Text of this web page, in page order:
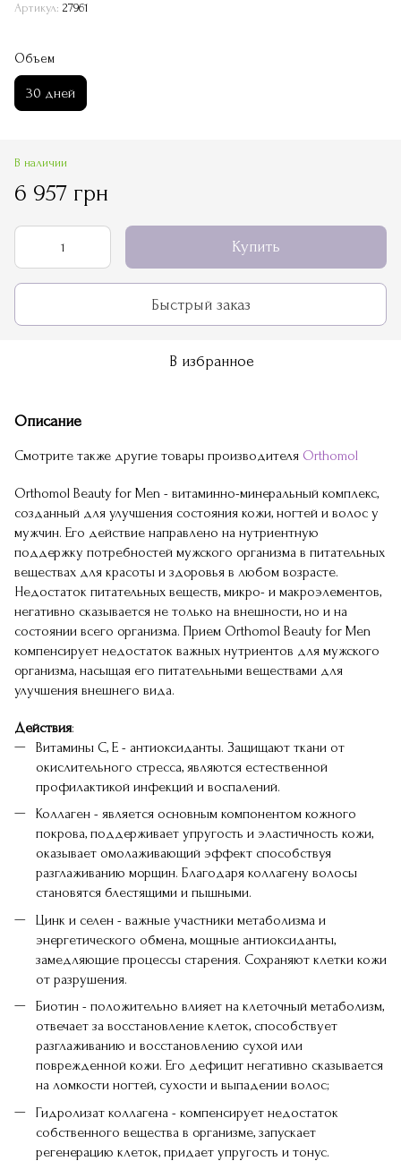
Артикул: 27961
Объем
30 дней
В наличии
6 957 грн
Купить
Быстрый заказ
В избранное
Описание
Смотрите также другие товары производителя Orthomol
Orthomol Beauty for Men - витаминно-минеральный комплекс,
созданный для улучшения состояния кожи, ногтей и волос у
мужчин. Его действие направлено на нутриентную
поддержку потребностей мужского организма в питательных
веществах для красоты и здоровья в любом возрасте.
Недостаток питательных веществ, микро- и макроэлементов,
негативно сказывается не только на внешности, но и на
состоянии всего организма. Прием Orthomol Beauty for Men
компенсирует недостаток важных нутриентов для мужского
организма, насыщая его питательными веществами для
улучшения внешнего вида.
Действия:
Витамины С, Е - антиоксиданты. Защищают ткани от
окислительного стресса, являются естественной
профилактикой инфекций и воспалений.
Коллаген - является основным компонентом кожного
покрова, поддерживает упругость и эластичность кожи,
оказывает омолаживающий эффект способствуя
разглаживанию морщин. Благодаря коллагену волосы
становятся блестящими и пышными.
Цинк и селен - важные участники метаболизма и
энергетического обмена, мощные антиоксиданты,
замедляющие процессы старения. Сохраняют клетки кожи
от разрушения.
Биотин - положительно влияет на клеточный метаболизм,
отвечает за восстановление клеток, способствует
разглаживанию и восстановлению сухой или
поврежденной кожи. Его дефицит негативно сказывается
на ломкости ногтей, сухости и выпадении волос;
Гидролизат коллагена - компенсирует недостаток
собственного вещества в организме, запускает
регенерацию клеток, придает упругость и тонус.